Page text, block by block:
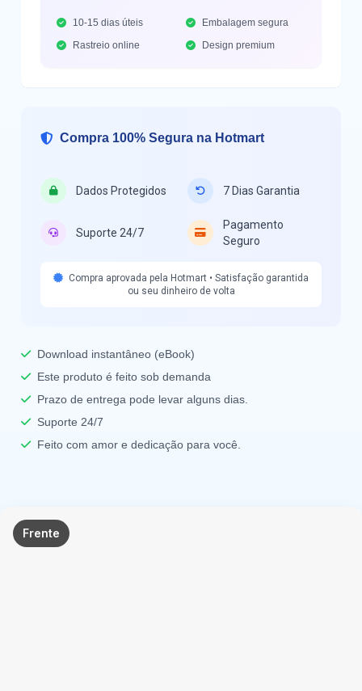
10-15 dias úteis
Embalagem segura
Rastreio online
Design premium
Compra 100% Segura na Hotmart
Dados Protegidos 7 Dias Garantia
Suporte 24/7
Pagamento
Seguro
Compra aprovada pela Hotmart • Satisfação garantida
ou seu dinheiro de volta
Download instantâneo (eBook)
Este produto é feito sob demanda
Prazo de entrega pode levar alguns dias.
Suporte 24/7
Feito com amor e dedicação para você.
Frente